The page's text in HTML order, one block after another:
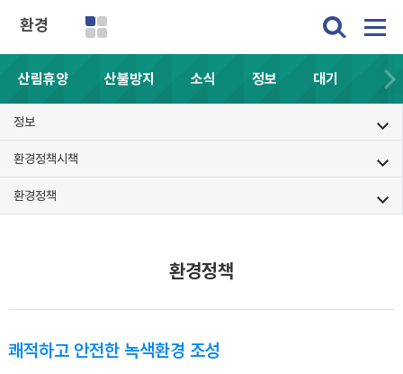
환경
산림휴양 산불방지 소식 정보 대기
정보
환경정책시책
환경정책
환경정책
쾌적하고 안전한 녹색환경 조성